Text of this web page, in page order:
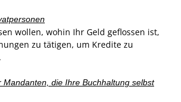
wollen, wohin Ihr Geld geflossen ist,
zu tätigen, um Kredite zu
Mandanten, die Ihre Buchhaltung selbst